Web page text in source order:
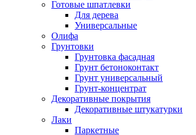
Готовые шпатлевки
Для дерева
Универсальные
Олифа
Грунтовки
Грунтовка фасадная
Грунт бетоноконтакт
Грунт универсальный
Грунт-концентрат
Декоративные покрытия
Декоративные штукатурки
Лаки
Паркетные